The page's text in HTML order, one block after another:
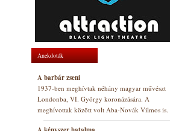
Anekdoták
A barbár zseni
1937-ben meghívtak néhány magyar művészt
Londonba, VI. György koronázására. A
meghívottak között volt Aba-Novák Vilmos is.